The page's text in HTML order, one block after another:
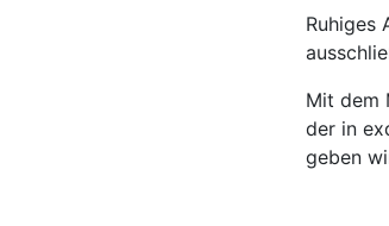
Ruhiges
Mit dem
der in
geben